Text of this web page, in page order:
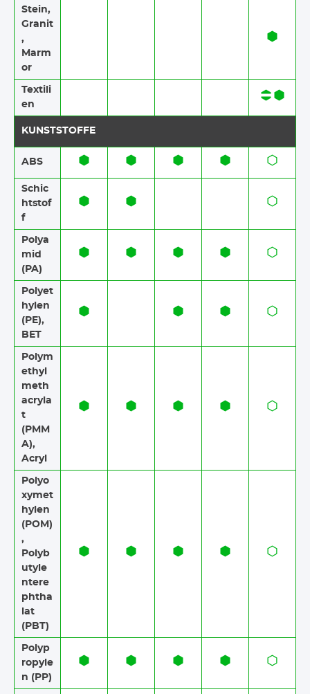
Stein,
Granit
,
Marm
or
Textili
en
KUNSTSTOFFE
ABS​​
Schic
htstof
f​​
Polya
mid
(PA)
Polyet
hylen
(PE),
BET
Polym
ethyl
meth
acryla
t
(PMM
A),
Acryl
Polyo
xymet
hylen
(POM)
,
Polyb
utyle
ntere
phtha
lat
(PBT)
Polyp
ropyle
n (PP)